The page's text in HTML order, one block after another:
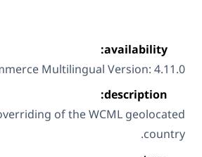
WooCommerce Multilingual
Allow the overriding of the WCML